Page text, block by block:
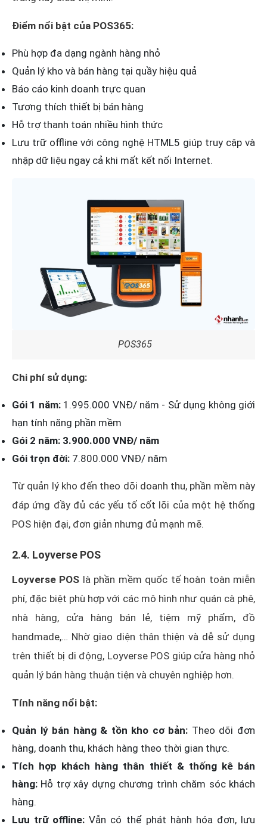
Điểm nổi bật của POS365:
Phù hợp đa dạng ngành hàng nhỏ
Quản lý kho và bán hàng tại quầy hiệu quả
Báo cáo kinh doanh trực quan
Tương thích thiết bị bán hàng
Hỗ trợ thanh toán nhiều hình thức
Lưu trữ offline với công nghệ HTML5 giúp truy cập và
nhập dữ liệu ngay cả khi mất kết nối Internet.
POS365
Chi phí sử dụng:
Gói 1 năm:1.995.000 VNĐ/ năm - Sử dụng không giới
hạn tính năng phần mềm
Gói 2 năm: 3.900.000 VNĐ/ năm
Gói trọn đời: 7.800.000 VNĐ/ năm
Từ quản lý kho đến theo dõi doanh thu, phần mềm này
đáp ứng đầy đủ các yếu tố cốt lõi của một hệ thống
POS hiện đại, đơn giản nhưng đủ mạnh mẽ.
2.4. Loyverse POS
Loyverse POS là phần mềm quốc tế hoàn toàn miễn
phí, đặc biệt phù hợp với các mô hình như quán cà phê,
nhà hàng, cửa hàng bán lẻ, tiệm mỹ phẩm, đồ
handmade,… Nhờ giao diện thân thiện và dễ sử dụng
trên thiết bị di động, Loyverse POS giúp cửa hàng nhỏ
quản lý bán hàng thuận tiện và chuyên nghiệp hơn.
Tính năng nổi bật:
Quản lý bán hàng & tồn kho cơ bản: Theo dõi đơn
hàng, doanh thu, khách hàng theo thời gian thực.
Tích hợp khách hàng thân thiết & thống kê bán
hàng: Hỗ trợ xây dựng chương trình chăm sóc khách
hàng.
Lưu trữ offline: Vẫn có thể phát hành hóa đơn, lưu